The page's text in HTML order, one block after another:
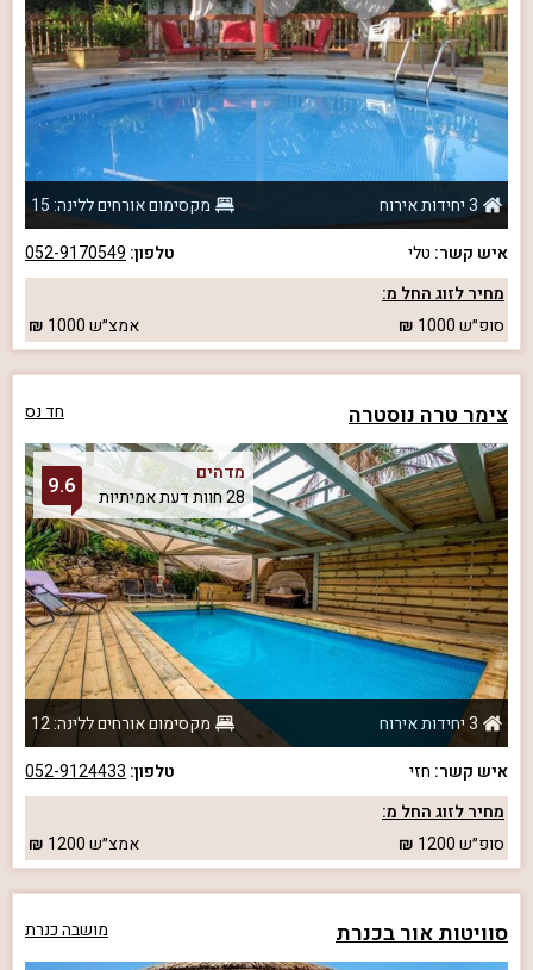
3 יחידות אירוח
מקסימום אורחים ללינה: 15
איש קשר: טלי טלפון: 052-9170549
מחיר לזוג החל מ:
סופ״ש1000 אמצ״ש1000
צימר טרה נוסטרה חד נס
מדהים
28 חוות דעת אמיתיות
9.6
3 יחידות אירוח
מקסימום אורחים ללינה: 12
איש קשר: חזי טלפון: 052-9124433
מחיר לזוג החל מ:
סופ״ש1200 אמצ״ש1200
סוויטות אור בכנרת מושבה כנרת